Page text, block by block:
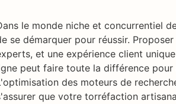
le monde niche et concurrentiel
se démarquer pour réussir.
et une expérience client
peut faire toute la différence
des moteurs de
que votre torréfaction